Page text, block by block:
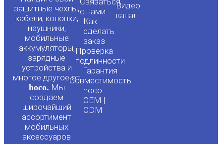
защитные чехлы,
кабели, колонки,
наушники,
мобильные
аккумуляторы,
зарядные
устройства и
многое другое от
hoco. Мы
создаем
широчайший
ассортимент
мобильных
аксессуаров
с нами
Как
сделать
заказ
Проверка
подлинности
Гарантия
Совместимость
hoco.
OEM |
ODM
Видео
канал